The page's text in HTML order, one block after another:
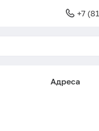
+7
Адреса